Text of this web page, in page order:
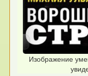
Изображение